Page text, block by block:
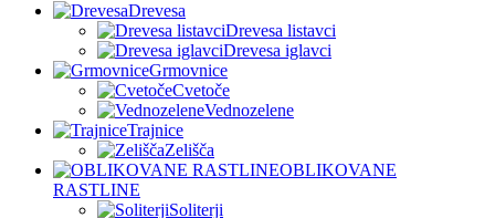
Drevesa
Drevesa listavci
Drevesa iglavci
Grmovnice
Cvetoče
Vednozelene
Trajnice
Zelišča
OBLIKOVANE
RASTLINE
Soliterji